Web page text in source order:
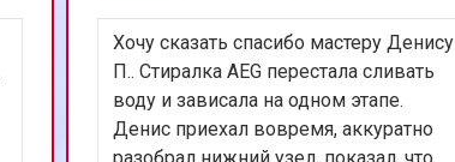
от 50 мин
от 100 мин
Хочу сказать спасибо мастеру Денису
П.. Стиралка AEG перестала сливать
воду и зависала на одном этапе.
Денис приехал вовремя, аккуратно